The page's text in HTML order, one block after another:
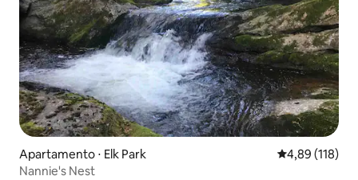
Apartamento ⋅ Elk Park 4,89 de uma
4,89 (118)
Nannie's Nest